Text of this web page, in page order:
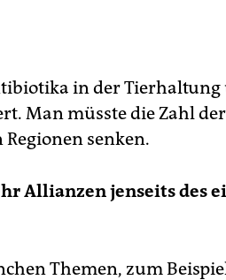
in der Tierhaltung
Man müsste die Zahl
senken.
Allianzen jenseits des
Themen, zum